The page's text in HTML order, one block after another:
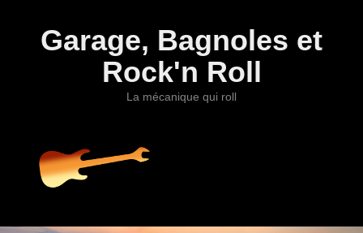
Garage, Bagnoles et
Rock'n Roll
La mécanique qui roll